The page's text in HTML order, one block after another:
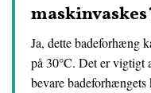
Ja, dette badeforhæng
på 30°C. Det er vigtigt
bevare